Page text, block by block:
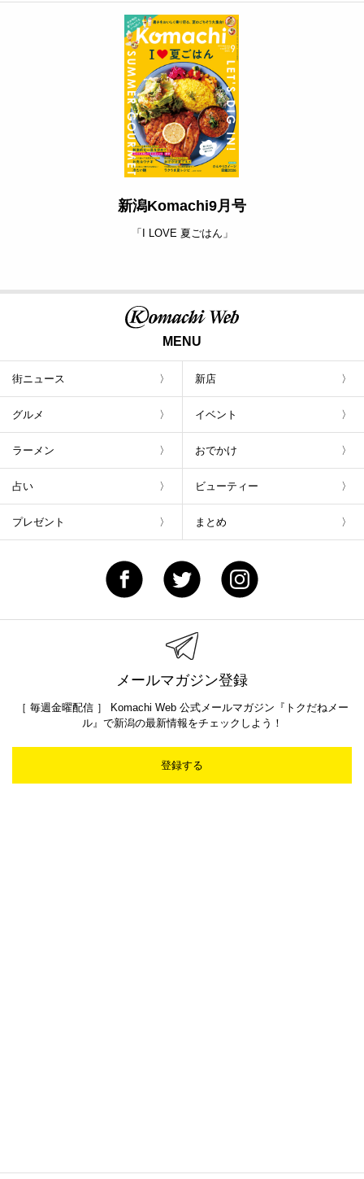
新潟Komachi9月号
「I LOVE 夏ごはん」
MENU
街ニュース 新店
グルメ イベント
ラーメン おでかけ
占い ビューティー
プレゼント まとめ
メールマガジン登録
［ 毎週金曜配信 ］ Komachi Web 公式メールマガジン『トクだねメー
ル』で新潟の最新情報をチェックしよう！
登録する